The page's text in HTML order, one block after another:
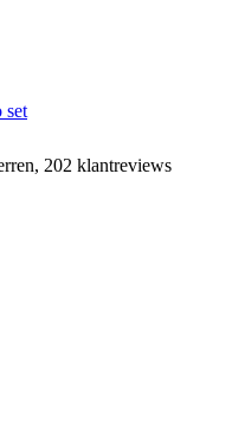
set
202 klantreviews